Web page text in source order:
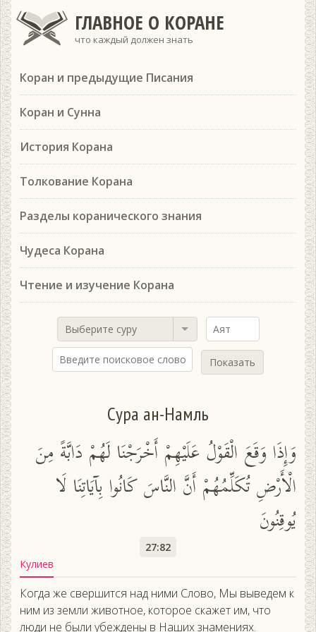
ГЛАВНОЕ О КОРАНЕ
что каждый должен знать
Коран и предыдущие Писания
Коран и Сунна
История Корана
Толкование Корана
Разделы коранического знания
Чудеса Корана
Чтение и изучение Корана
Выберите суру
Показать
Сура ан-Намль
وَإِذَا وَقَعَ الْقَوْلُ عَلَيْهِمْ أَخْرَجْنَا لَهُمْ دَابَّةً مِنَ
الْأَرْضِ تُكَلِّمُهُمْ أَنَّ النَّاسَ كَانُوا بِآيَاتِنَا لَا
يُوقِنُونَ
27:82
Кулиев
Когда же свершится над ними Слово, Мы выведем к
ним из земли животное, которое скажет им, что
люди не были убеждены в Наших знамениях.